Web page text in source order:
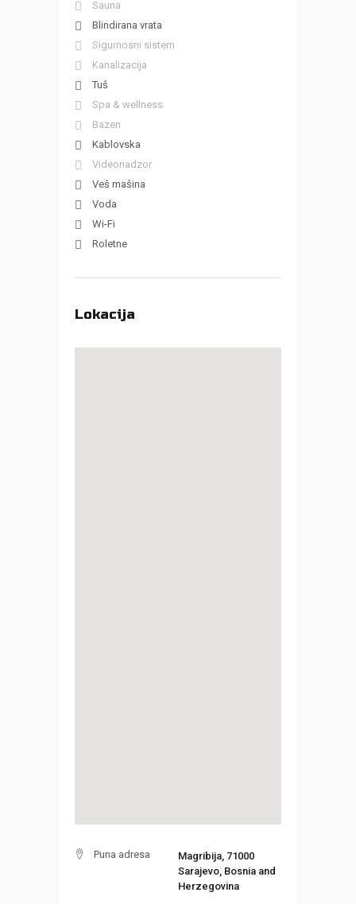
Sauna
Blindirana vrata
Sigurnosni sistem
Kanalizacija
Tuš
Spa & wellness
Bazen
Kablovska
Videonadzor
Veš mašina
Voda
Wi-Fi
Roletne
Lokacija
Puna adresa
Magribija, 71000
Sarajevo, Bosnia and
Herzegovina